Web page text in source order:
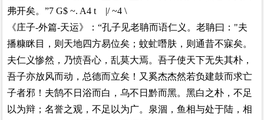
弗开矣。”7 G$ ~. A4 t |/ ~4 \
《庄子-外篇-天运》：“孔子见老聃而语仁义。老聃曰："夫
播糠眯目，则天地四方易位矣；蚊虻噆肤，则通昔不寐矣。
夫仁义惨然，乃愤吾心，乱莫大焉。吾子使天下无失其朴，
吾子亦放风而动，总德而立矣！又奚杰杰然若负建鼓而求亡
子者邪！夫鹄不日浴而白，乌不日黔而黑。黑白之朴，不足
以为辩；名誉之观，不足以为广。泉涸，鱼相与处于陆，相